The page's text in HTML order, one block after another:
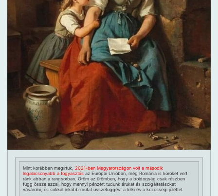
Mint korábban megírtuk, 2021-ben Magyarországon volt a második
legalacsonyabb a fogyasztás az Európai Unióban, még Románia is köröket vert
ránk abban a rangsorban. Öröm az ürömben, hogy a boldogság csak részben
függ össze azzal, hogy mennyi pénzért tudunk árukat és szolgáltatásokat
vásárolni, és sokkal inkább mutat összefüggést a lelki és a közösségi jóléttel.